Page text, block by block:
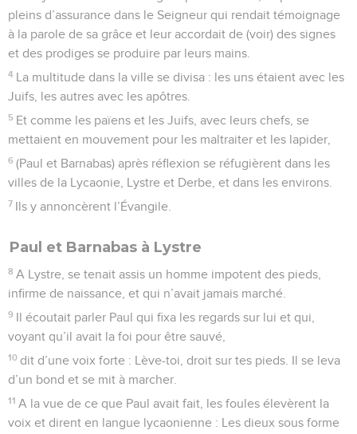
pleins d’assurance dans le Seigneur qui rendait témoignage
à la parole de sa grâce et leur accordait de (voir) des signes
et des prodiges se produire par leurs mains.
4 La multitude dans la ville se divisa : les uns étaient avec les
Juifs, les autres avec les apôtres.
5 Et comme les païens et les Juifs, avec leurs chefs, se
mettaient en mouvement pour les maltraiter et les lapider,
6 (Paul et Barnabas) après réflexion se réfugièrent dans les
villes de la Lycaonie, Lystre et Derbe, et dans les environs.
7 Ils y annoncèrent l’Évangile.
Paul et Barnabas à Lystre
8 A Lystre, se tenait assis un homme impotent des pieds,
infirme de naissance, et qui n’avait jamais marché.
9 Il écoutait parler Paul qui fixa les regards sur lui et qui,
voyant qu’il avait la foi pour être sauvé,
10 dit d’une voix forte : Lève-toi, droit sur tes pieds. Il se leva
d’un bond et se mit à marcher.
11 A la vue de ce que Paul avait fait, les foules élevèrent la
voix et dirent en langue lycaonienne : Les dieux sous forme